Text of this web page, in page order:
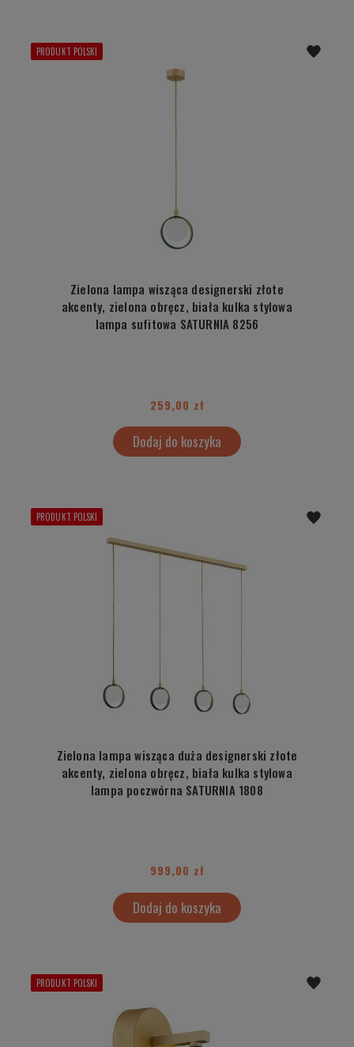
Zielona lampa wisząca designerski złote
akcenty, zielona obręcz, biała kulka stylowa
lampa sufitowa SATURNIA 8256
259,00 zł
Dodaj do koszyka
PRODUKT POLSKI
Zielona lampa wisząca duża designerski złote
akcenty, zielona obręcz, biała kulka stylowa
lampa poczwórna SATURNIA 1808
999,00 zł
Dodaj do koszyka
PRODUKT POLSKI
PRODUKT POLSKI